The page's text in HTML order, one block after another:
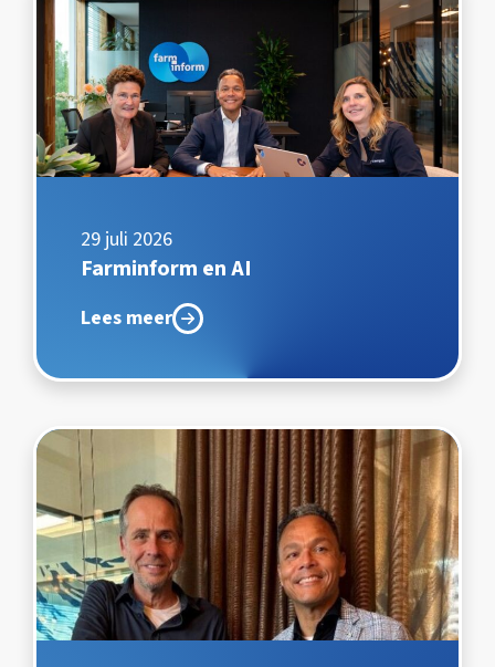
29 juli 2026
Farminform en AI
Lees meer